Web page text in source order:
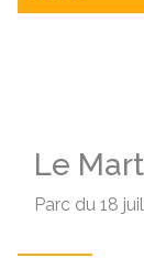
Le
Parc du 18